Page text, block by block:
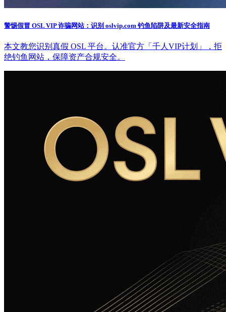
警惕假冒 OSL VIP 诈骗网站：识别 oslvip.com 钓鱼陷阱及最新安全指南
本文教您识别真假 OSL 平台。认准官方「千人VIP计划」，拒
绝钓鱼网站，保障资产合规安全。